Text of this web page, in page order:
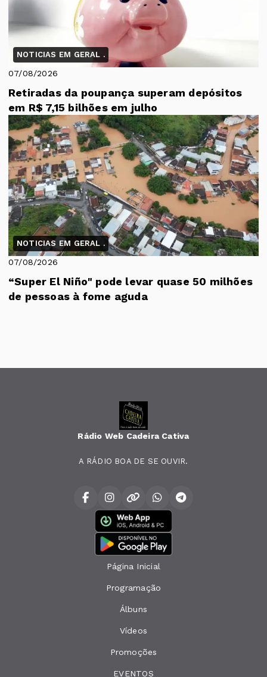
NOTICIAS EM GERAL .
07/08/2026
Retiradas da poupança superam depósitos
em R$ 7,15 bilhões em julho
NOTICIAS EM GERAL .
07/08/2026
“Super El Niño" pode levar quase 50 milhões
de pessoas à fome aguda
Rádio Web Cadeira Cativa
A RÁDIO BOA DE SE OUVIR.
Página Inicial
Programação
Álbuns
Vídeos
Promoções
EVENTOS